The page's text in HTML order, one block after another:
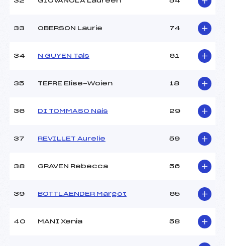
33 OBERSON Laurie 74
34 N GUYEN Tais 61
35 TEFRE Elise-Woien 18
36 DI TOMMASO Nais 29
37 REVILLET Aurelie 59
38 GRAVEN Rebecca 56
39 BOTTLAENDER Margot 65
40 MANI Xenia 58